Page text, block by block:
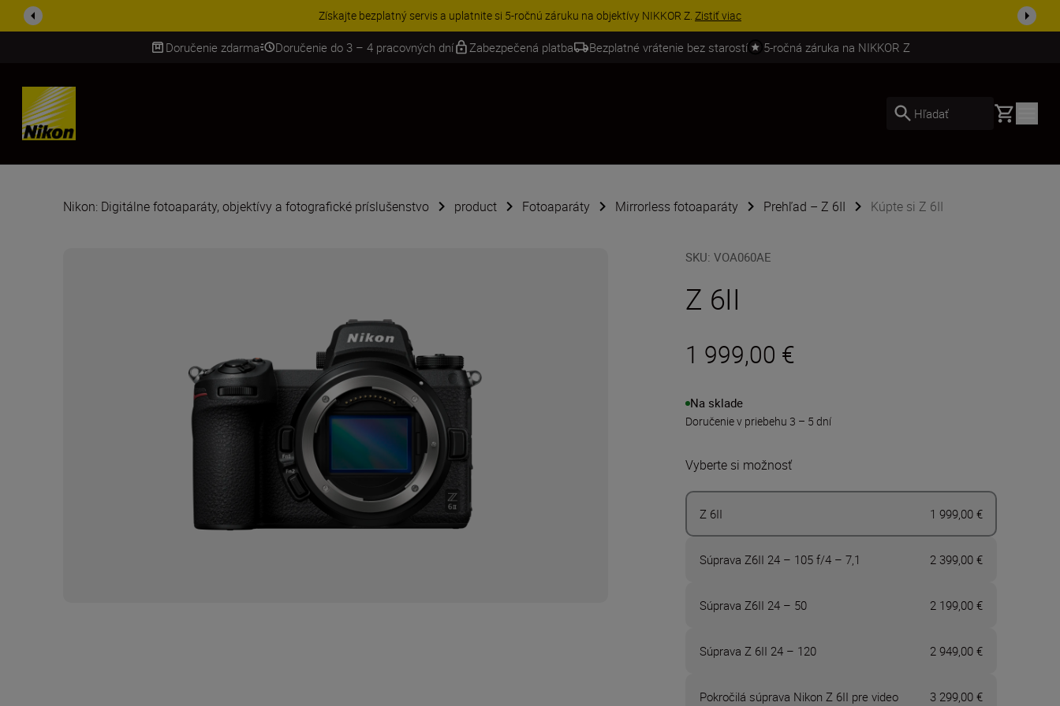
UŠETRI NA PRÍSLUŠENSTVE | Ušetrite 15 % na vybranom príslušenstve a doplňte si svoju výbavu ešte dne...
Doručenie zdarma Doručenie do 3 – 4 pracovných dní Zabezpečená platba Bezplatné vrátenie bez starostí 5-ročná záruka na NIKKOR Z
SKIP
Hľadať Basket
Nikon: Digitálne fotoaparáty, objektívy a fotografické príslušenstvo product Fotoaparáty Mirrorless fotoaparáty Prehľad – Z 6II Kúpte si Z 6II
SKU:VOA060AE
Z 6II
1 999,00 €
Na sklade
Doručenie v priebehu 3 – 5 dní
Vyberte si možnosť
Z 6II 1 999,00 €
Súprava Z6II 24 – 105 f/4 – 7,1 2 399,00 €
Súprava Z6II 24 – 50 2 199,00 €
Súprava Z 6II 24 – 120 2 949,00 €
Pokročilá súprava Nikon Z 6II pre video 3 299,00 €